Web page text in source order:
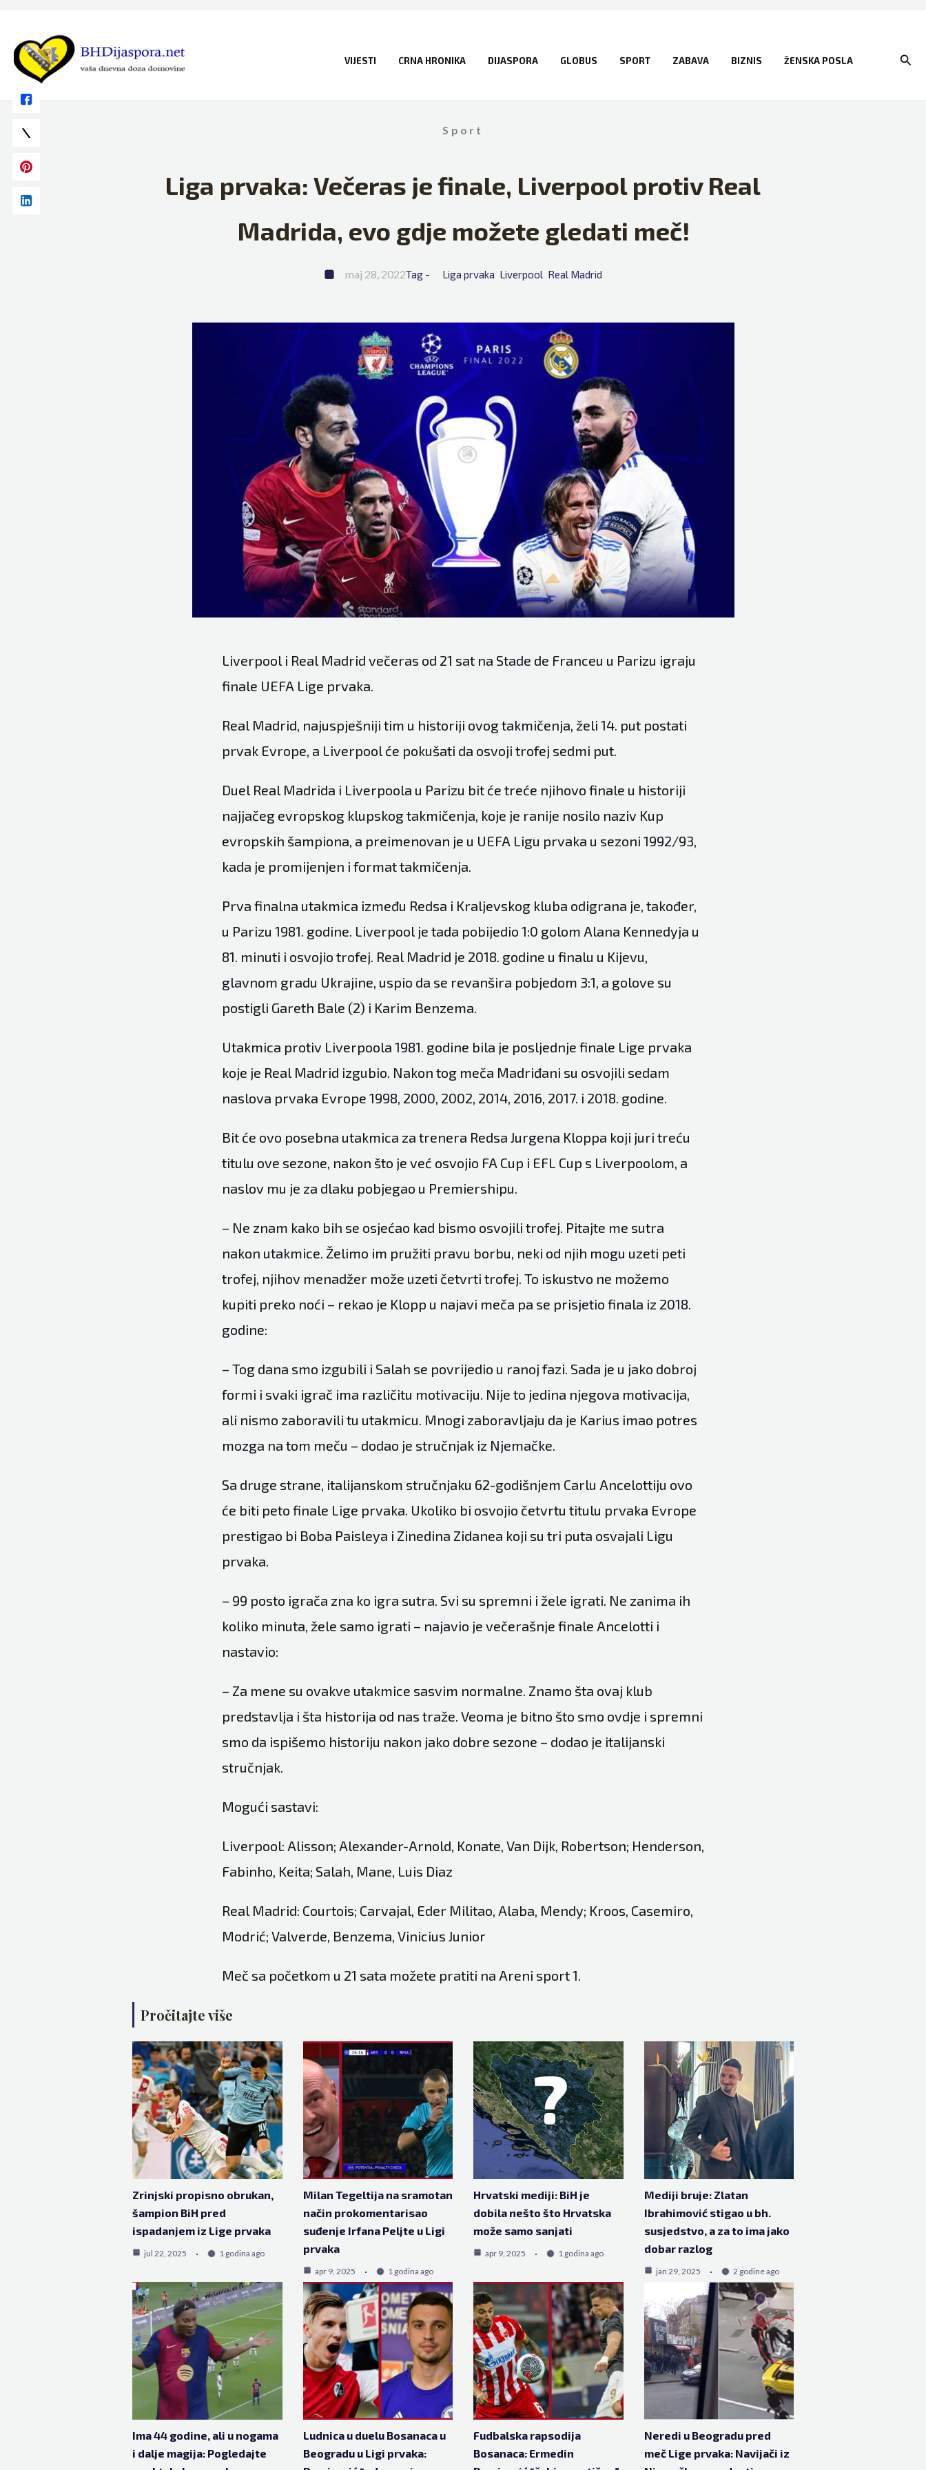
content
VIJESTI CRNA HRONIKA DIJASPORA GLOBUS SPORT ZABAVA BIZNIS ŽENSKA POSLA
Sport
Liga prvaka: Večeras je finale, Liverpool protiv Real
Madrida, evo gdje možete gledati meč!
maj 28, 2022Tag - Liga prvaka Liverpool Real Madrid
Liverpool i Real Madrid večeras od 21 sat na Stade de Franceu u Parizu igraju
finale UEFA Lige prvaka.
Real Madrid, najuspješniji tim u historiji ovog takmičenja, želi 14. put postati
prvak Evrope, a Liverpool će pokušati da osvoji trofej sedmi put.
Duel Real Madrida i Liverpoola u Parizu bit će treće njihovo finale u historiji
najjačeg evropskog klupskog takmičenja, koje je ranije nosilo naziv Kup
evropskih šampiona, a preimenovan je u UEFA Ligu prvaka u sezoni 1992/93,
kada je promijenjen i format takmičenja.
Prva finalna utakmica između Redsa i Kraljevskog kluba odigrana je, također,
u Parizu 1981. godine. Liverpool je tada pobijedio 1:0 golom Alana Kennedyja u
81. minuti i osvojio trofej. Real Madrid je 2018. godine u finalu u Kijevu,
glavnom gradu Ukrajine, uspio da se revanšira pobjedom 3:1, a golove su
postigli Gareth Bale (2) i Karim Benzema.
Utakmica protiv Liverpoola 1981. godine bila je posljednje finale Lige prvaka
koje je Real Madrid izgubio. Nakon tog meča Madriđani su osvojili sedam
naslova prvaka Evrope 1998, 2000, 2002, 2014, 2016, 2017. i 2018. godine.
Bit će ovo posebna utakmica za trenera Redsa Jurgena Kloppa koji juri treću
titulu ove sezone, nakon što je već osvojio FA Cup i EFL Cup s Liverpoolom, a
naslov mu je za dlaku pobjegao u Premiershipu.
– Ne znam kako bih se osjećao kad bismo osvojili trofej. Pitajte me sutra
nakon utakmice. Želimo im pružiti pravu borbu, neki od njih mogu uzeti peti
trofej, njihov menadžer može uzeti četvrti trofej. To iskustvo ne možemo
kupiti preko noći – rekao je Klopp u najavi meča pa se prisjetio finala iz 2018.
godine:
– Tog dana smo izgubili i Salah se povrijedio u ranoj fazi. Sada je u jako dobroj
formi i svaki igrač ima različitu motivaciju. Nije to jedina njegova motivacija,
ali nismo zaboravili tu utakmicu. Mnogi zaboravljaju da je Karius imao potres
mozga na tom meču – dodao je stručnjak iz Njemačke.
Sa druge strane, italijanskom stručnjaku 62-godišnjem Carlu Ancelottiju ovo
će biti peto finale Lige prvaka. Ukoliko bi osvojio četvrtu titulu prvaka Evrope
prestigao bi Boba Paisleya i Zinedina Zidanea koji su tri puta osvajali Ligu
prvaka.
– 99 posto igrača zna ko igra sutra. Svi su spremni i žele igrati. Ne zanima ih
koliko minuta, žele samo igrati – najavio je večerašnje finale Ancelotti i
nastavio:
– Za mene su ovakve utakmice sasvim normalne. Znamo šta ovaj klub
predstavlja i šta historija od nas traže. Veoma je bitno što smo ovdje i spremni
smo da ispišemo historiju nakon jako dobre sezone – dodao je italijanski
stručnjak.
Mogući sastavi:
Liverpool: Alisson; Alexander-Arnold, Konate, Van Dijk, Robertson; Henderson,
Fabinho, Keita; Salah, Mane, Luis Diaz
Real Madrid: Courtois; Carvajal, Eder Militao, Alaba, Mendy; Kroos, Casemiro,
Modrić; Valverde, Benzema, Vinicius Junior
Meč sa početkom u 21 sata možete pratiti na Areni sport 1.
Pročitajte više
Zrinjski propisno obrukan,
šampion BiH pred
ispadanjem iz Lige prvaka
jul 22, 2025 1 godina ago
Milan Tegeltija na sramotan
način prokomentarisao
suđenje Irfana Peljte u Ligi
prvaka
apr 9, 2025 1 godina ago
Hrvatski mediji: BiH je
dobila nešto što Hrvatska
može samo sanjati
apr 9, 2025 1 godina ago
Mediji bruje: Zlatan
Ibrahimović stigao u bh.
susjedstvo, a za to ima jako
dobar razlog
jan 29, 2025 2 godine ago
Ima 44 godine, ali u nogama
i dalje magija: Pogledajte
Ludnica u duelu Bosanaca u
Beogradu u Ligi prvaka:
Fudbalska rapsodija
Bosanaca: Ermedin
Neredi u Beogradu pred
meč Lige prvaka: Navijači iz